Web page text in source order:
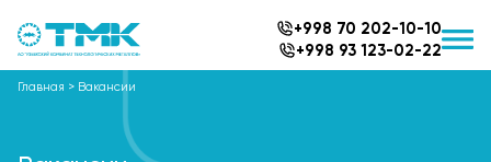
+998 70 202-10-10
+998 93 123-02-22
Главная > Вакансии